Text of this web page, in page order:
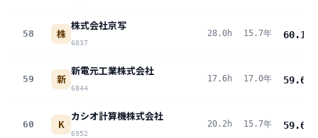
58 株
株式会社京写
6837
28.0h 15.7年 60.1
59 新
新電元工業株式会社
6844
17.6h 17.0年 59.6
60 K
カシオ計算機株式会社
6952
20.2h 15.7年 59.6